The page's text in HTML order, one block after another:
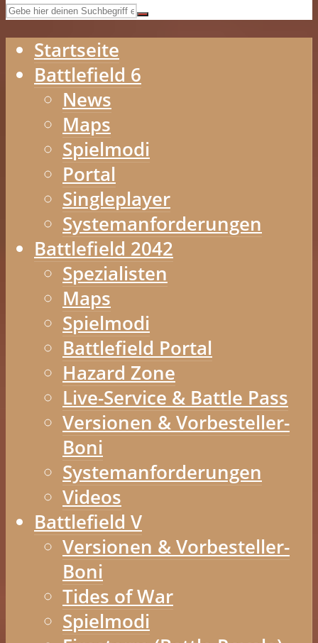
Startseite
Battlefield 6
News
Maps
Spielmodi
Portal
Singleplayer
Systemanforderungen
Battlefield 2042
Spezialisten
Maps
Spielmodi
Battlefield Portal
Hazard Zone
Live-Service & Battle Pass
Versionen & Vorbesteller-
Boni
Systemanforderungen
Videos
Battlefield V
Versionen & Vorbesteller-
Boni
Tides of War
Spielmodi